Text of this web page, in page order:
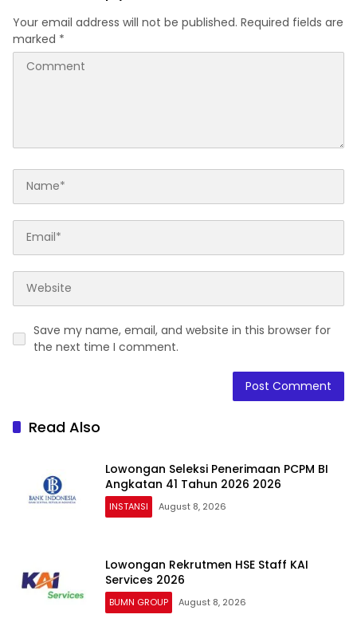
Your email address will not be published. Required fields are
marked *
Save my name, email, and website in this browser for
the next time I comment.
Read Also
Lowongan Seleksi Penerimaan PCPM BI
Angkatan 41 Tahun 2026 2026
INSTANSI August 8, 2026
Lowongan Rekrutmen HSE Staff KAI
Services 2026
BUMN GROUP August 8, 2026